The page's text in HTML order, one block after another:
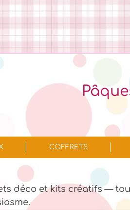
COFFRETS
déco et kits créatifs —